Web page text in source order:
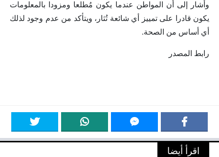
وأشار إلى أن المواطن عندما يكون مُطلعا ومزودا بالمعلومات
يكون قادرا على تمييز أي شائعة تُثار، ويتأكد من عدم وجود لذلك
أي أساس من الصحة.
رابط المصدر
اقرأ أيضا